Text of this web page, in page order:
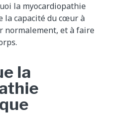
la myocardiopathie
la capacité du cœur à
normalement, et à faire
la